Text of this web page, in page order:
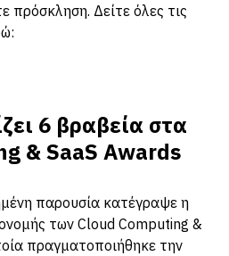
πρόσκληση. Δείτε όλες τις
6 βραβεία στα
& SaaS Awards
παρουσία κατέγραψε η
των Cloud Computing &
πραγματοποιήθηκε την